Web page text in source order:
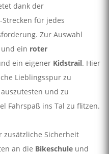
dank der
für jedes
Zur Auswahl
und ein roter
ein eigener Kidstrail. Hier
Lieblingsspur zu
und zu
Fahrspaß ins Tal zu flitzen.
zusätzliche Sicherheit
an die Bikeschule und